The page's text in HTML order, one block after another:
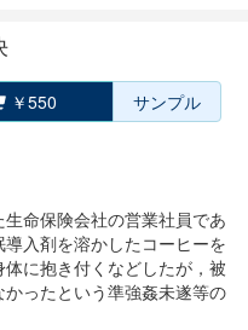
￥550 サンプル
命保険会社の営業社員であ
入剤を溶かしたコーヒーを
に抱き付くなどしたが，被
ったという準強姦未遂等の